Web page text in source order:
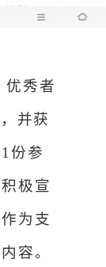
优秀者
并获
1份参
极宣
为支
容。